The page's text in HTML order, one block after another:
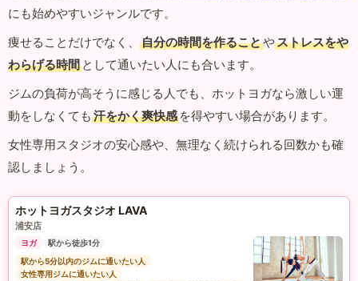
にも始めやすいジャンルです。
痩せることだけでなく、
自分の時間を作ることやストレスをや
わらげる時間 として通いたい人にも合います。
ジムの負荷が高そうに感じる人でも、ホットヨガなら激しい運
動をしなくても 汗をかく爽快感 を得やすい場合があります。
女性専用スタジオの安心感や、無理なく続けられる回数かも確
認しましょう。
ホットヨガスタジオ LAVA
浦安店
ヨガ
駅から徒歩1分
駅から5分以内のジムに通いたい人
女性専用ジムに通いたい人